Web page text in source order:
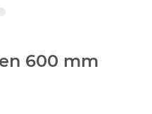
600 mm